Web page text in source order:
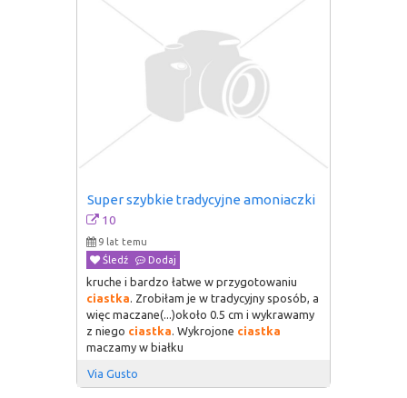
Super szybkie tradycyjne amoniaczki
10
9 lat temu
Śledź
Dodaj
kruche i bardzo łatwe w przygotowaniu
ciastka. Zrobiłam je w tradycyjny sposób, a
więc maczane(...)około 0.5 cm i wykrawamy
z niego ciastka. Wykrojone ciastka
maczamy w białku
Via Gusto